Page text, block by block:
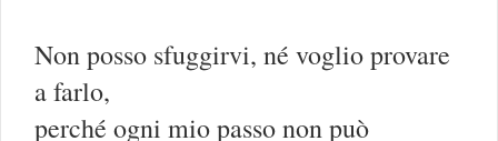
Non posso sfuggirvi, né voglio provare
a farlo,
perché ogni mio passo non può